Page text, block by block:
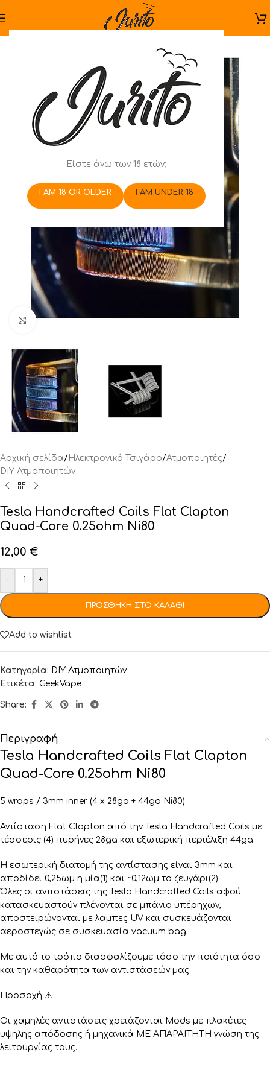
Είστε άνω των 18 ετών;
I AM 18 OR OLDER I AM UNDER 18
Click to enlarge
Αρχική σελίδα/ Ηλεκτρονικό Τσιγάρο/Ατμοποιητές/
DIY Ατμοποιητών
Tesla Handcrafted Coils Flat Clapton
Quad-Core 0.25ohm Ni80
12,00 €
- +
ΠΡΟΣΘΉΚΗ ΣΤΟ ΚΑΛΆΘΙ
Add to wishlist
Κατηγορία: DIY Ατμοποιητών
Ετικέτα: GeekVape
Share:
Περιγραφή
Tesla Handcrafted Coils Flat Clapton
Quad-Core 0.25ohm Ni80
5 wraps / 3mm inner (4 x 28ga + 44ga Ni80)
Αντίσταση Flat Clapton από την Tesla Handcrafted Coils με
τέσσερις (4) πυρήνες 28ga και εξωτερική περιέλιξη 44ga.
Η εσωτερική διατομή της αντίστασης είναι 3mm και
αποδίδει 0,25ωμ η μία(1) και ~0,12ωμ το ζευγάρι(2).
Όλες οι αντιστάσεις της Tesla Handcrafted Coils αφού
κατασκευαστούν πλένονται σε μπάνιο υπέρηχων,
αποστειρώνονται με λαμπες UV και συσκευάζονται
αεροστεγώς σε συσκευασία vacuum bag.
Με αυτό το τρόπο διασφαλίζουμε τόσο την ποιότητα όσο
και την καθαρότητα των αντιστάσεών μας.
Προσοχή ⚠️
Οι χαμηλές αντιστάσεις χρειάζονται Mods με πλακέτες
υψηλης απόδοσης ή μηχανικά ΜΕ ΑΠΑΡΑΙΤΗΤΗ γνώση της
λειτουργίας τους.